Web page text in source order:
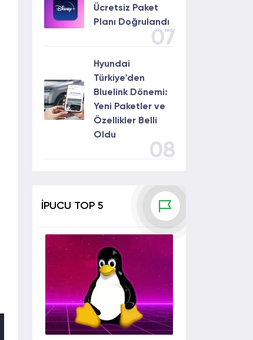
Ücretsiz Paket
Planı Doğrulandı
07
Hyundai
Türkiye'den
Bluelink Dönemi:
Yeni Paketler ve
Özellikler Belli
Oldu
08
İPUCU TOP 5